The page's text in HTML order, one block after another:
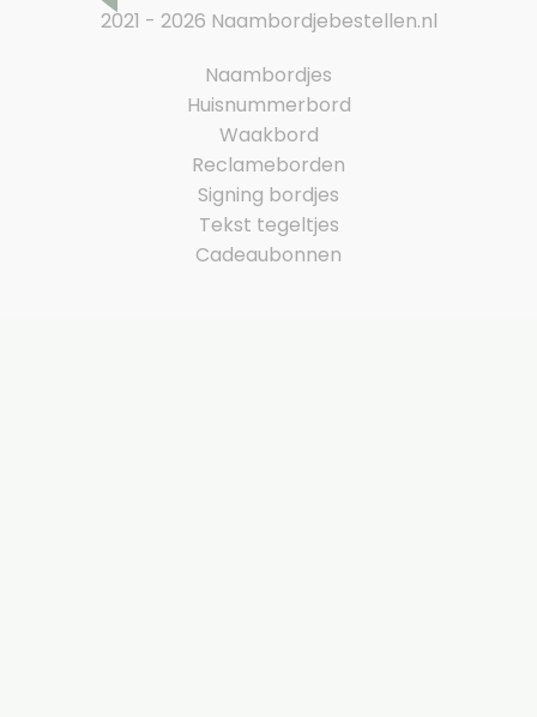
2021 - 2026 Naambordjebestellen.nl
Naambordjes
Huisnummerbord
Waakbord
Reclameborden
Signing bordjes
Tekst tegeltjes
Cadeaubonnen